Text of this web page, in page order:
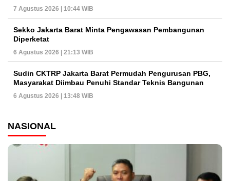
7 Agustus 2026 | 10:44 WIB
Sekko Jakarta Barat Minta Pengawasan Pembangunan
Diperketat
6 Agustus 2026 | 21:13 WIB
Sudin CKTRP Jakarta Barat Permudah Pengurusan PBG,
Masyarakat Diimbau Penuhi Standar Teknis Bangunan
6 Agustus 2026 | 13:48 WIB
NASIONAL